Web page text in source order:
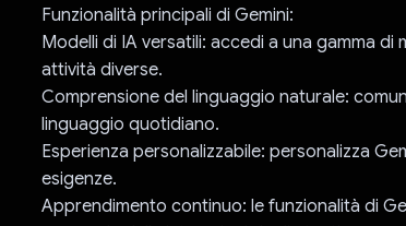
Funzionalità principali di Gemini:
Modelli di IA versatili: accedi a una gamma
attività diverse.
Comprensione del linguaggio naturale:
linguaggio quotidiano.
Esperienza personalizzabile: personalizza
esigenze.
Apprendimento continuo: le funzionalità di